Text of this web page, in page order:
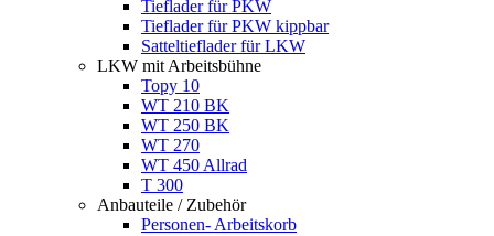
Tieflader für PKW
Tieflader für PKW kippbar
Satteltieflader für LKW
LKW mit Arbeitsbühne
Topy 10
WT 210 BK
WT 250 BK
WT 270
WT 450 Allrad
T 300
Anbauteile / Zubehör
Personen- Arbeitskorb